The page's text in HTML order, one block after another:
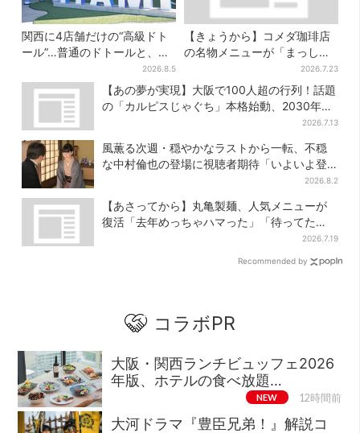
関西に4店舗だけの“高級ドト
ール”…普通のドトールと、何
が違う？コーヒーは約2倍の
600円
2026.8.5
【きょうから】コメダ珈琲店
の名物メニューが「まっし
ろ」に…期間限定の2品が登場
2026.7.23
【あの夢が実現】大阪で100人超の行列！話題
の「カルピスじゃぐち」本格始動、2030年ま
2026.7.13
風薫る次週・穏やかなラストから一転、不穏
な中村倫也の登場に視聴者期待「いよいよ登
2026.8.2
【あさってから】丸亀製麺、人気メニューが
復活「去年めっちゃハマった」「待ってた
2026.7.19
Recommended by
コラボPR
大阪・関西ランチビュッフェ2026
年版、ホテルの食べ放題…
NEW 12時間前
大河ドラマ『豊臣兄弟！』解説コ